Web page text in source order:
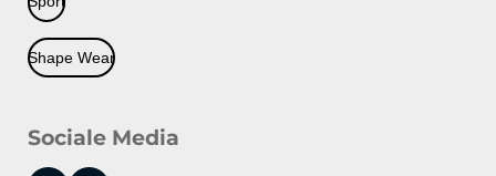
Shape Wear
Sociale Media